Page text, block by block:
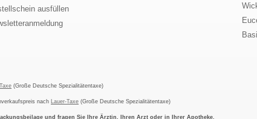
ausfüllen
(Große Deutsche Spezialitätentaxe)
nach Lauer-Taxe (Große Deutsche Spezialitätentaxe)
und fragen Sie Ihre Ärztin, Ihren Arzt oder in Ihrer Apotheke.